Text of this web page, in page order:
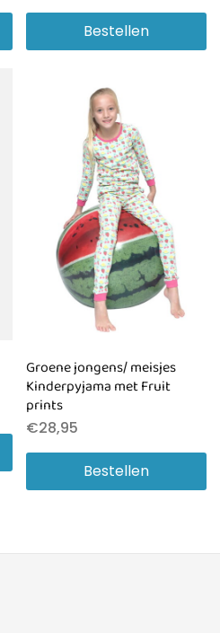
Bestellen
Groene jongens/ meisjes
Kinderpyjama met Fruit
prints
€28,95
Bestellen